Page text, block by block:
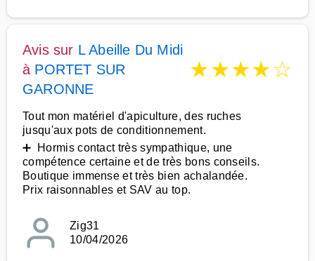
Avis sur L Abeille Du Midi
à PORTET SUR
GARONNE
★★★★☆
Tout mon matériel d'apiculture, des ruches
jusqu'aux pots de conditionnement.
➕ Hormis contact très sympathique, une
compétence certaine et de très bons conseils.
Boutique immense et très bien achalandée.
Prix raisonnables et SAV au top.
Zig31
10/04/2026